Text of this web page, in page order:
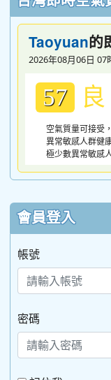
Taoyuan的
2026年08月06日 07
57 良
空氣質量可接受
異常敏感人群健
極少數異常敏感
會員登入
帳號
密碼